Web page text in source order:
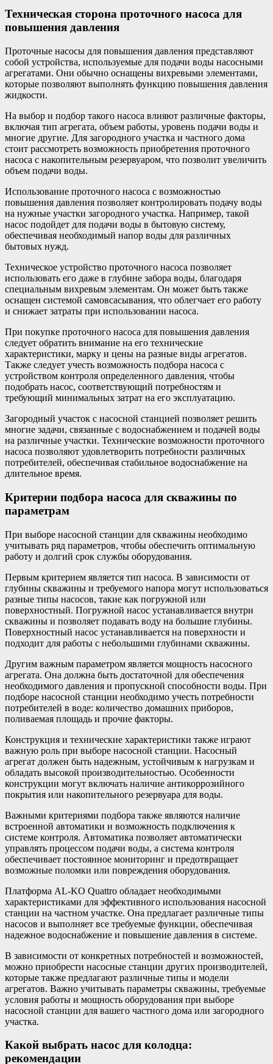
Техническая сторона проточного насоса для
повышения давления
Проточные насосы для повышения давления представляют
собой устройства, используемые для подачи воды насосными
агрегатами. Они обычно оснащены вихревыми элементами,
которые позволяют выполнять функцию повышения давления
жидкости.
На выбор и подбор такого насоса влияют различные факторы,
включая тип агрегата, объем работы, уровень подачи воды и
многие другие. Для загородного участка и частного дома
стоит рассмотреть возможность приобретения проточного
насоса с накопительным резервуаром, что позволит увеличить
объем подачи воды.
Использование проточного насоса с возможностью
повышения давления позволяет контролировать подачу воды
на нужные участки загородного участка. Например, такой
насос подойдет для подачи воды в бытовую систему,
обеспечивая необходимый напор воды для различных
бытовых нужд.
Техническое устройство проточного насоса позволяет
использовать его даже в глубине забора воды, благодаря
специальным вихревым элементам. Он может быть также
оснащен системой самовсасывания, что облегчает его работу
и снижает затраты при использовании насоса.
При покупке проточного насоса для повышения давления
следует обратить внимание на его технические
характеристики, марку и цены на разные виды агрегатов.
Также следует учесть возможность подбора насоса с
устройством контроля определенного давления, чтобы
подобрать насос, соответствующий потребностям и
требующий минимальных затрат на его эксплуатацию.
Загородный участок с насосной станцией позволяет решить
многие задачи, связанные с водоснабжением и подачей воды
на различные участки. Технические возможности проточного
насоса позволяют удовлетворить потребности различных
потребителей, обеспечивая стабильное водоснабжение на
длительное время.
Критерии подбора насоса для скважины по
параметрам
При выборе насосной станции для скважины необходимо
учитывать ряд параметров, чтобы обеспечить оптимальную
работу и долгий срок службы оборудования.
Первым критерием является тип насоса. В зависимости от
глубины скважины и требуемого напора могут использоваться
разные типы насосов, такие как погружной или
поверхностный. Погружной насос устанавливается внутри
скважины и позволяет подавать воду на большие глубины.
Поверхностный насос устанавливается на поверхности и
подходит для работы с небольшими глубинами скважины.
Другим важным параметром является мощность насосного
агрегата. Она должна быть достаточной для обеспечения
необходимого давления и пропускной способности воды. При
подборе насосной станции необходимо учесть потребности
потребителей в воде: количество домашних приборов,
поливаемая площадь и прочие факторы.
Конструкция и технические характеристики также играют
важную роль при выборе насосной станции. Насосный
агрегат должен быть надежным, устойчивым к нагрузкам и
обладать высокой производительностью. Особенности
конструкции могут включать наличие антикоррозийного
покрытия или накопительного резервуара для воды.
Важными критериями подбора также являются наличие
встроенной автоматики и возможность подключения к
системе контроля. Автоматика позволяет автоматически
управлять процессом подачи воды, а система контроля
обеспечивает постоянное мониторинг и предотвращает
возможные поломки или повреждения оборудования.
Платформа AL-KO Quattro обладает необходимыми
характеристиками для эффективного использования насосной
станции на частном участке. Она предлагает различные типы
насосов и выполняет все требуемые функции, обеспечивая
надежное водоснабжение и повышение давления в системе.
В зависимости от конкретных потребностей и возможностей,
можно приобрести насосные станции других производителей,
которые также предлагают различные типы и модели
агрегатов. Важно учитывать параметры скважины, требуемые
условия работы и мощность оборудования при выборе
насосной станции для вашего частного дома или загородного
участка.
Какой выбрать насос для колодца:
рекомендации